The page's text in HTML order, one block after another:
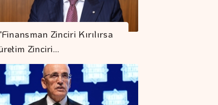
Zinciri Kırılırsa
Zinciri…